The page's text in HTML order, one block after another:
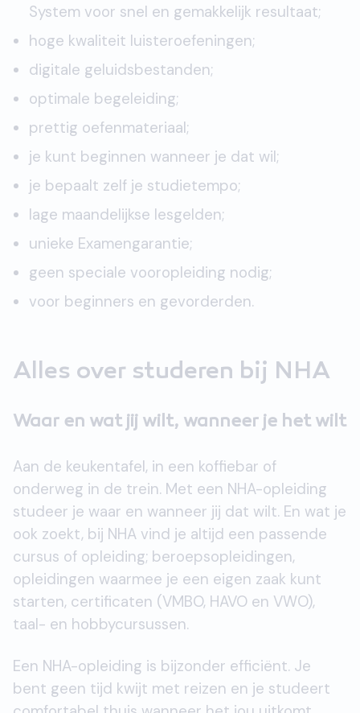
System voor snel en gemakkelijk resultaat;
hoge kwaliteit luisteroefeningen;
digitale geluidsbestanden;
optimale begeleiding;
prettig oefenmateriaal;
je kunt beginnen wanneer je dat wil;
je bepaalt zelf je studietempo;
lage maandelijkse lesgelden;
unieke Examengarantie;
geen speciale vooropleiding nodig;
voor beginners en gevorderden.
Alles over studeren bij NHA
Waar en wat jij wilt, wanneer je het wilt
Aan de keukentafel, in een koffiebar of
onderweg in de trein. Met een NHA-opleiding
studeer je waar en wanneer jij dat wilt. En wat je
ook zoekt, bij NHA vind je altijd een passende
cursus of opleiding; beroepsopleidingen,
opleidingen waarmee je een eigen zaak kunt
starten, certificaten (VMBO, HAVO en VWO),
taal- en hobbycursussen.
Een NHA-opleiding is bijzonder efficiënt. Je
bent geen tijd kwijt met reizen en je studeert